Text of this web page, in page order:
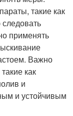
такие как
применять
Важно
как
и
и устойчивым